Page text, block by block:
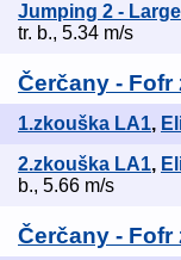
Jumping 2 - Large
tr. b., 5.34 m/s
Čerčany - Fofr
1.zkouška LA1,
2.zkouška LA1,
b., 5.66 m/s
Čerčany - Fofr